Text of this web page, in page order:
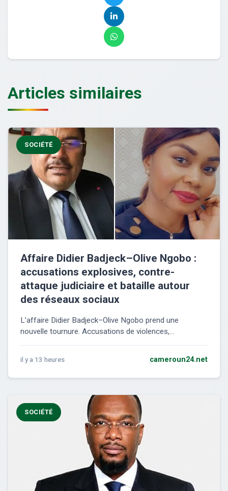
Articles similaires
SOCIÉTÉ
Affaire Didier Badjeck–Olive Ngobo :
accusations explosives, contre-
attaque judiciaire et bataille autour
des réseaux sociaux
L’affaire Didier Badjeck–Olive Ngobo prend une
nouvelle tournure. Accusations de violences,...
il y a 13 heures cameroun24.net
SOCIÉTÉ